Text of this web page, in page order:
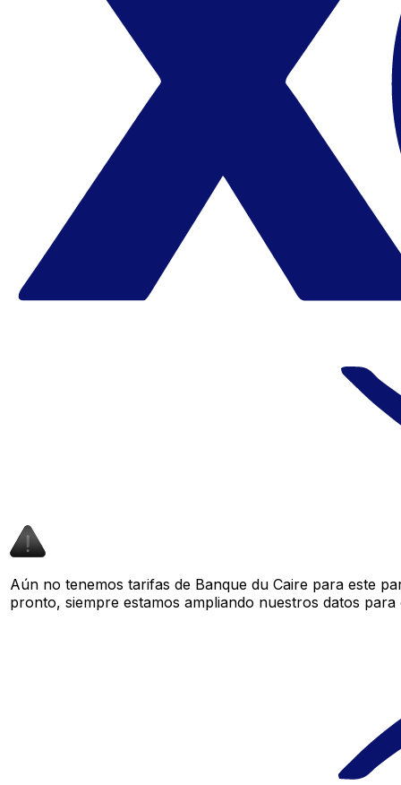
Aún no tenemos tarifas de Banque du Caire para este
pronto, siempre estamos ampliando nuestros datos